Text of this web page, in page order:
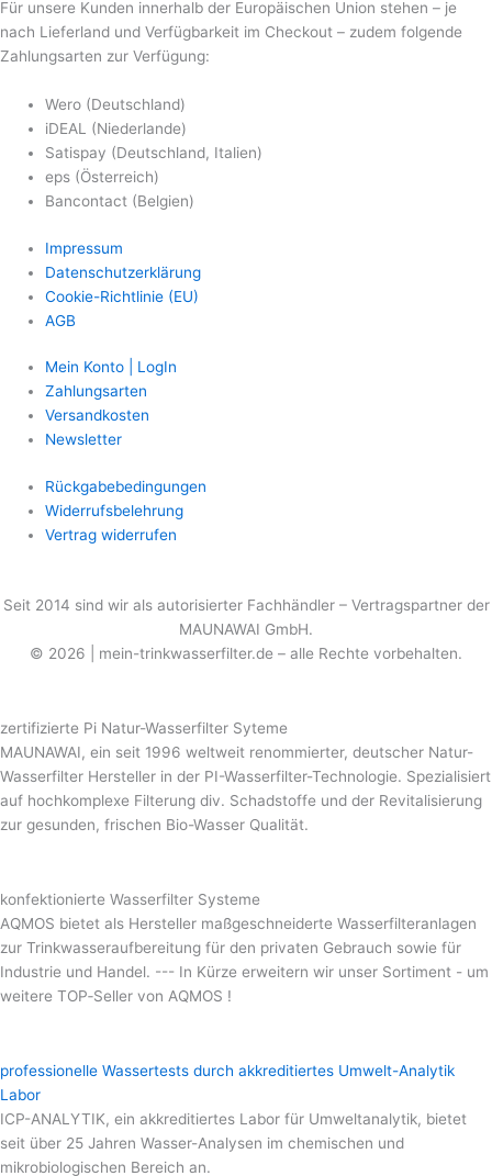
Für unsere Kunden innerhalb der Europäischen Union stehen – je
nach Lieferland und Verfügbarkeit im Checkout – zudem folgende
Zahlungsarten zur Verfügung:
Wero (Deutschland)
iDEAL (Niederlande)
Satispay (Deutschland, Italien)
eps (Österreich)
Bancontact (Belgien)
Impressum
Datenschutzerklärung
Cookie-Richtlinie (EU)
AGB
Mein Konto | LogIn
Zahlungsarten
Versandkosten
Newsletter
Rückgabebedingungen
Widerrufsbelehrung
Vertrag widerrufen
Seit 2014 sind wir als autorisierterFachhändler – Vertragspartner der
MAUNAWAI GmbH.
© 2026 | mein-trinkwasserfilter.de – alle Rechte vorbehalten.
zertifizierte Pi Natur-Wasserfilter Syteme
MAUNAWAI, ein seit 1996 weltweit renommierter, deutscher Natur-
Wasserfilter Hersteller in der PI-Wasserfilter-Technologie. Spezialisiert
auf hochkomplexe Filterung div. Schadstoffe und der Revitalisierung
zur gesunden, frischen Bio-Wasser Qualität.
konfektionierte Wasserfilter Systeme
AQMOS bietet als Hersteller maßgeschneiderte Wasserfilteranlagen
zur Trinkwasseraufbereitung für den privaten Gebrauch sowie für
Industrie und Handel. --- In Kürze erweitern wir unser Sortiment - um
weitere TOP‑Seller von AQMOS !
professionelle Wassertests durch akkreditiertes Umwelt-Analytik
Labor
ICP-ANALYTIK, ein akkreditiertes Labor für Umweltanalytik, bietet
seit über 25 Jahren Wasser-Analysen im chemischen und
mikrobiologischen Bereich an.